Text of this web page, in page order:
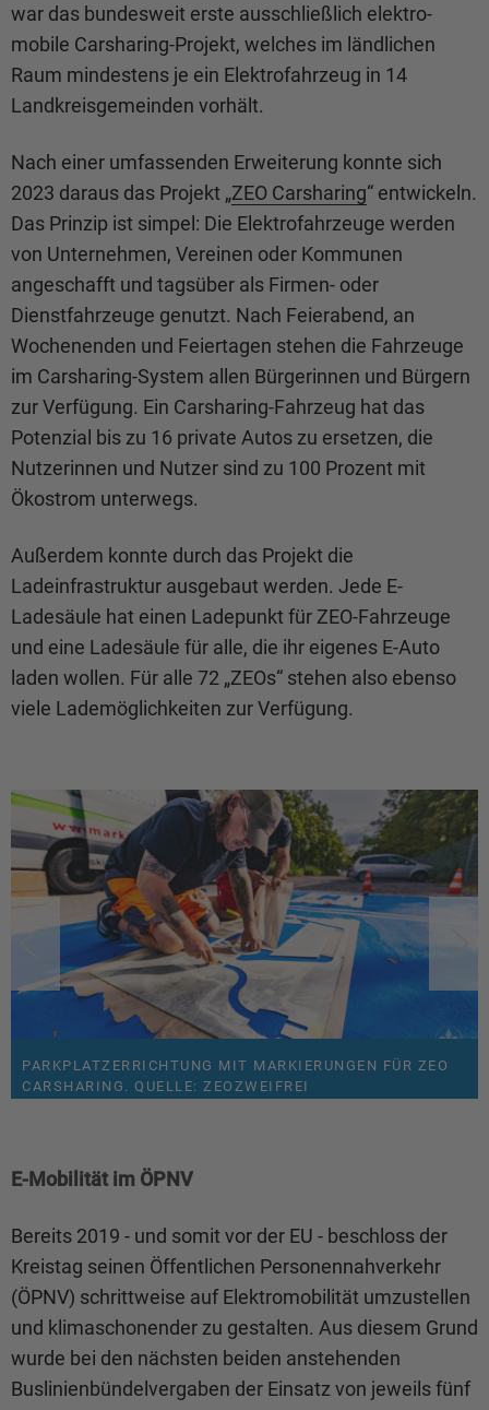
war das bundesweit erste ausschließlich elektro-
mobile Carsharing-Projekt, welches im ländlichen
Raum mindestens je ein Elektrofahrzeug in 14
Landkreisgemeinden vorhält.
Nach einer umfassenden Erweiterung konnte sich
2023 daraus das Projekt „ZEO Carsharing“ entwickeln.
Das Prinzip ist simpel: Die Elektrofahrzeuge werden
von Unternehmen, Vereinen oder Kommunen
angeschafft und tagsüber als Firmen- oder
Dienstfahrzeuge genutzt. Nach Feierabend, an
Wochenenden und Feiertagen stehen die Fahrzeuge
im Carsharing-System allen Bürgerinnen und Bürgern
zur Verfügung. Ein Carsharing-Fahrzeug hat das
Potenzial bis zu 16 private Autos zu ersetzen, die
Nutzerinnen und Nutzer sind zu 100 Prozent mit
Ökostrom unterwegs.
Außerdem konnte durch das Projekt die
Ladeinfrastruktur ausgebaut werden. Jede E-
Ladesäule hat einen Ladepunkt für ZEO-Fahrzeuge
und eine Ladesäule für alle, die ihr eigenes E-Auto
laden wollen. Für alle 72 „ZEOs“ stehen also ebenso
viele Lademöglichkeiten zur Verfügung.
PARKPLATZERRICHTUNG MIT MARKIERUNGEN FÜR ZEO
CARSHARING. QUELLE: ZEOZWEIFREI
RENAULT ZEO AN DER LADESTATION. QUELLE:
LANDKREIS KARLSRUHE
ZEO CARSHARING-PARKPLATZ. QUELLE: ZEOZWEIFREI
E-Mobilität im ÖPNV
Bereits 2019 - und somit vor der EU - beschloss der
Kreistag seinen Öffentlichen Personennahverkehr
(ÖPNV) schrittweise auf Elektromobilität umzustellen
und klimaschonender zu gestalten. Aus diesem Grund
wurde bei den nächsten beiden anstehenden
Buslinienbündelvergaben der Einsatz von jeweils fünf